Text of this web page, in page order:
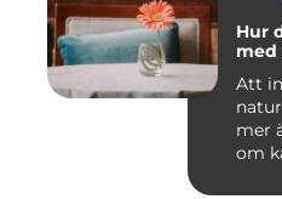
Hur
Att
mer
om